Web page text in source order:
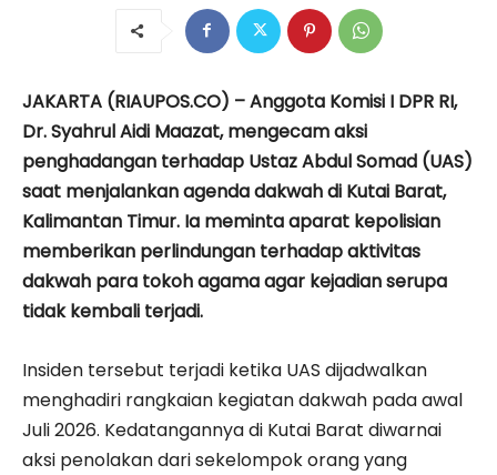
JAKARTA (RIAUPOS.CO) – Anggota Komisi I DPR RI,
Dr. Syahrul Aidi Maazat, mengecam aksi
penghadangan terhadap Ustaz Abdul Somad (UAS)
saat menjalankan agenda dakwah di Kutai Barat,
Kalimantan Timur. Ia meminta aparat kepolisian
memberikan perlindungan terhadap aktivitas
dakwah para tokoh agama agar kejadian serupa
tidak kembali terjadi.
Insiden tersebut terjadi ketika UAS dijadwalkan
menghadiri rangkaian kegiatan dakwah pada awal
Juli 2026. Kedatangannya di Kutai Barat diwarnai
aksi penolakan dari sekelompok orang yang